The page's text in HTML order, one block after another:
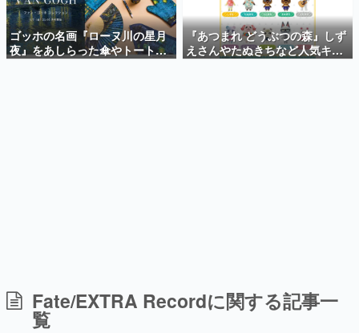
新世代に訊く
これからのデジタルゲーム市場を担う若きクリエイター達
の姿を追い、彼らのルーツと情熱を探っていきます。
ゲーム開発者・hamatsu氏がゲームの魅力を画面や操作の
具体的な形から解き明かしていく、硬派で骨太な評論連載
ゴッホの名画『ローヌ川の星月
夜』をあしらった傘やトートバ
ッグなどが登場。8月7日21時よ
『あつまれ どうぶつの森』しず
えさんやたぬきちなど人気キャ
ラクターのフロッキードールが9
Fate/EXTRA Recordに関する記事一
覧